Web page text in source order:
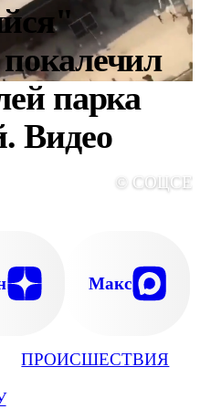
ПРОИСШЕСТВИЯ
парка
Видео
©
Макс